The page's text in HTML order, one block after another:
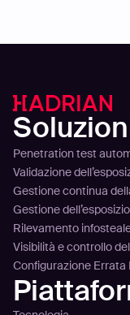
Penetration test
Validazione
Gestione continua
Gestione
Rilevamento
Visibilità e controllo
Configurazione Errata